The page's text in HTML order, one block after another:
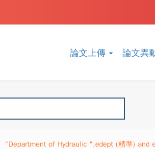
論文上傳 論文異
"Department of Hydraulic ".edept (精準) and